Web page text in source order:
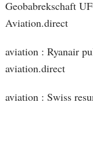
Geobabrekschaft
Aviation.direct
aviation : Ryanair
aviation.direct
aviation : Swiss